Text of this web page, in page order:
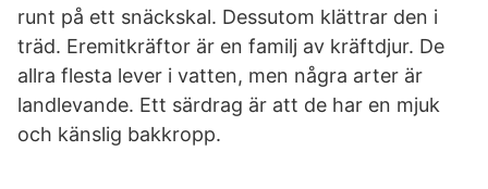
runt på ett snäckskal. Dessutom klättrar den i
träd. Eremitkräftor är en familj av kräftdjur. De
allra flesta lever i vatten, men några arter är
landlevande. Ett särdrag är att de har en mjuk
och känslig bakkropp.